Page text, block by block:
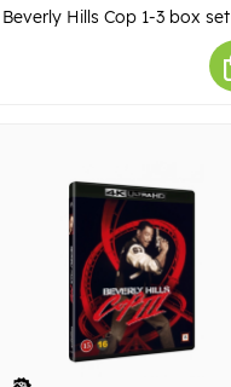
Beverly Hills Cop 1-3 box set